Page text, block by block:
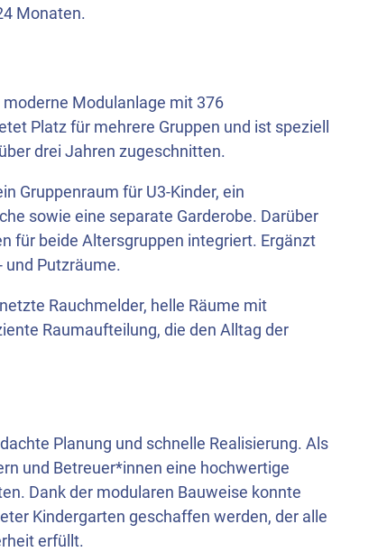
Monaten.
Modulanlage mit 376
Platz für mehrere Gruppen und ist speziell
drei Jahren zugeschnitten.
Gruppenraum für U3-Kinder, ein
sowie eine separate Garderobe. Darüber
für beide Altersgruppen integriert. Ergänzt
und Putzräume.
Rauchmelder, helle Räume mit
Raumaufteilung, die den Alltag der
Planung und schnelle Realisierung. Als
und Betreuer*innen eine hochwertige
Dank der modularen Bauweise konnte
Kindergarten geschaffen werden, der alle
erfüllt.